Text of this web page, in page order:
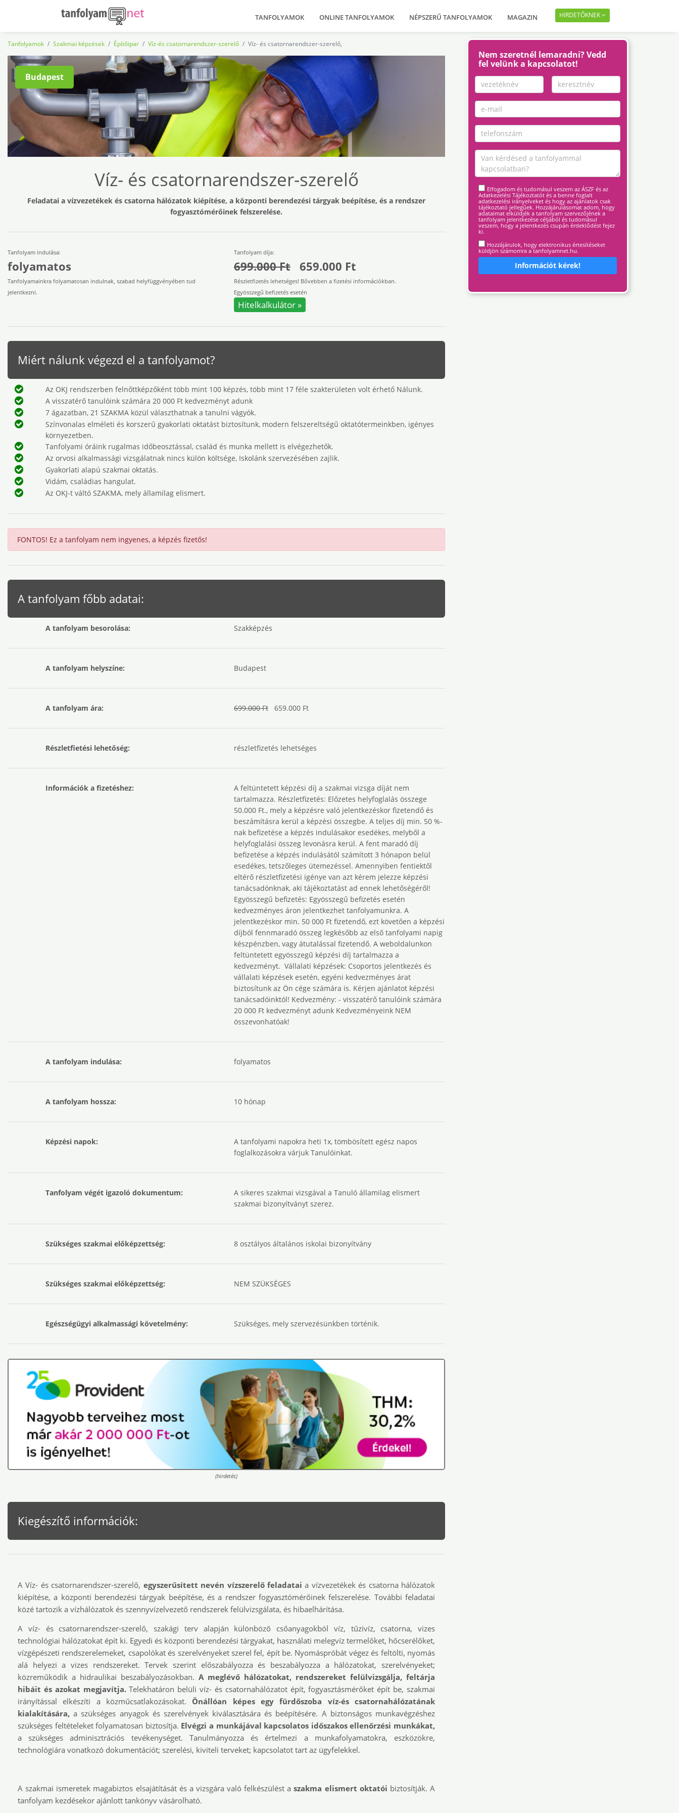
TANFOLYAMOK ONLINE TANFOLYAMOK NÉPSZERŰ TANFOLYAMOK MAGAZIN HIRDETŐKNEK
Tanfolyamok Szakmai képzések Építőipar Víz-és csatornarendszer-szerelő Víz- és csatornarendszer-szerelő,
Budapest
Víz- és csatornarendszer-szerelő
Feladatai a vízvezetékek és csatorna hálózatok kiépítése, a központi berendezési tárgyak beépítése, és a rendszer
fogyasztómérőinek felszerelése.
Tanfolyam indulása:
folyamatos
Tanfolyamainkra folyamatosan indulnak, szabad helyfüggvényében tud
jelentkezni.
Tanfolyam díja:
699.000 Ft 659.000 Ft
Részletfizetés lehetséges! Bővebben a fizetési információkban.
Egyösszegű befizetés esetén
Hitelkalkulátor »
Miért nálunk végezd el a tanfolyamot?
Az OKJ rendszerben felnőttképzőként több mint 100 képzés, több mint 17 féle szakterületen volt érhető Nálunk.
A visszatérő tanulóink számára 20 000 Ft kedvezményt adunk
7 ágazatban, 21 SZAKMA közül választhatnak a tanulni vágyók.
Színvonalas elméleti és korszerű gyakorlati oktatást biztosítunk, modern felszereltségű oktatótermeinkben, igényes
környezetben.
Tanfolyami óráink rugalmas időbeosztással, család és munka mellett is elvégezhetők.
Az orvosi alkalmassági vizsgálatnak nincs külön költsége, Iskolánk szervezésében zajlik.
Gyakorlati alapú szakmai oktatás.
Vidám, családias hangulat.
Az OKJ-t váltó SZAKMA, mely államilag elismert.
FONTOS! Ez a tanfolyam nem ingyenes, a képzés fizetős!
A tanfolyam főbb adatai:
A tanfolyam besorolása: Szakképzés
A tanfolyam helyszíne: Budapest
A tanfolyam ára: 699.000 Ft659.000 Ft
Részletfietési lehetőség: részletfizetés lehetséges
Információk a fizetéshez:
A feltüntetett képzési díj a szakmai vizsga díját nem
tartalmazza. Részletfizetés: Előzetes helyfoglalás összege
50.000 Ft., mely a képzésre való jelentkezéskor fizetendő és
beszámításra kerül a képzési összegbe. A teljes díj min. 50 %-
nak befizetése a képzés indulásakor esedékes, melyből a
helyfoglalási összeg levonásra kerül. A fent maradó díj
befizetése a képzés indulásától számított 3 hónapon belül
esedékes, tetszőleges ütemezéssel. Amennyiben fentiektől
eltérő részletfizetési igénye van azt kérem jelezze képzési
tanácsadónknak, aki tájékoztatást ad ennek ‎lehetőségéről!‎
Egyösszegű befizetés: Egyösszegű befizetés esetén
kedvezményes áron jelentkezhet tanfolyamunkra. A
‎jelentkezéskor min. 50 000 Ft fizetendő, ezt követően a képzési
díjból fennmaradó összeg ‎legkésőbb az első tanfolyami napig
készpénzben, vagy átutalással fizetendő. A weboldalunkon
‎feltüntetett egyösszegű képzési díj tartalmazza a
kedvezményt. ‎ Vállalati képzések: Csoportos jelentkezés és
vállalati képzések esetén, egyéni kedvezményes árat
biztosítunk az ‎Ön cége számára is. Kérjen ajánlatot képzési
tanácsadóinktól!‎ Kedvezmény: ‎‎- visszatérő tanulóink számára
20 000 Ft kedvezményt adunk Kedvezményeink NEM
összevonhatóak!
A tanfolyam indulása: folyamatos
A tanfolyam hossza: 10 hónap
Képzési napok:
A tanfolyami napokra heti 1x, tömbösített egész napos
foglalkozásokra várjuk Tanulóinkat.
Tanfolyam végét igazoló dokumentum:
A sikeres szakmai vizsgával a Tanuló államilag elismert
szakmai bizonyítványt szerez.
Szükséges szakmai előképzettség: 8 osztályos általános iskolai bizonyítvány
Szükséges szakmai előképzettség: NEM SZÜKSÉGES
Egészségügyi alkalmassági követelmény: Szükséges, mely szervezésünkben történik.
(hirdetés)
Kiegészítő információk:
A Víz- és csatornarendszer-szerelő, egyszerűsített nevén vízszerelő feladatai a vízvezetékek és csatorna hálózatok
kiépítése, a központi berendezési tárgyak beépítése, és a rendszer fogyasztómérőinek felszerelése. További feladatai
közé tartozik a vízhálózatok és szennyvízelvezető rendszerek felülvizsgálata, és hibaelhárítása.
A víz- és csatornarendszer-szerelő, szakági terv alapján különböző csőanyagokból víz, tűzivíz, csatorna, vizes
technológiai hálózatokat épít ki. Egyedi és központi berendezési tárgyakat, használati melegvíz termelőket, hőcserélőket,
vízgépészeti rendszerelemeket, csapolókat és szerelvényeket szerel fel, épít be. Nyomáspróbát végez és feltölti, nyomás
alá helyezi a vizes rendszereket. Tervek szerint előszabályozza és beszabályozza a hálózatokat, szerelvényeket;
közreműködik a hidraulikai beszabályozásokban. A meglévő hálózatokat, rendszereket felülvizsgálja, feltárja
hibáit és azokat megjavítja.Telekhatáron belüli víz- és csatornahálózatot épít, fogyasztásmérőket épít be, szakmai
irányítással elkészíti a közműcsatlakozásokat. Önállóan képes egy fürdőszoba víz-és csatornahálózatának
kialakítására, a szükséges anyagok és szerelvények kiválasztására és beépítésére. A biztonságos munkavégzéshez
szükséges feltételeket folyamatosan biztosítja. Elvégzi a munkájával kapcsolatos időszakos ellenőrzési munkákat,
a szükséges adminisztrációs tevékenységet. Tanulmányozza és értelmezi a munkafolyamatokra, eszközökre,
technológiára vonatkozó dokumentációt; szerelési, kiviteli terveket; kapcsolatot tart az ügyfelekkel.
A szakmai ismeretek magabiztos elsajátítását és a vizsgára való felkészülést aszakma elismert oktatói biztosítják. A
tanfolyam kezdésekor ajánlott tankönyv vásárolható.
Nem szeretnél lemaradni? Vedd
fel velünk a kapcsolatot!
Elfogadom és tudomásul veszem az ÁSZF és az
Adatkezelési Tájékoztatót és a benne foglalt
adatkezelési irányelveket és hogy az ajánlatok csak
tájékoztató jellegűek. Hozzájárulásomat adom, hogy
adataimat elküldjék a tanfolyam szervezőjének a
tanfolyam jelentkezése céljából és tudomásul
veszem, hogy a jelentkezés csupán érdeklődést fejez
ki.
Hozzájárulok, hogy elektronikus értesítéseket
küldjön számomra a tanfolyamnet.hu.
Információt kérek!